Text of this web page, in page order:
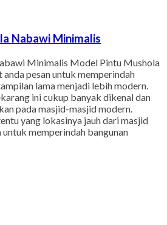
Nabawi Minimalis
Minimalis Model Pintu Mushola
pesan untuk memperindah
lama menjadi lebih modern.
ini cukup banyak dikenal dan
pada masjid-masjid modern.
yang lokasinya jauh dari masjid
memperindah bangunan